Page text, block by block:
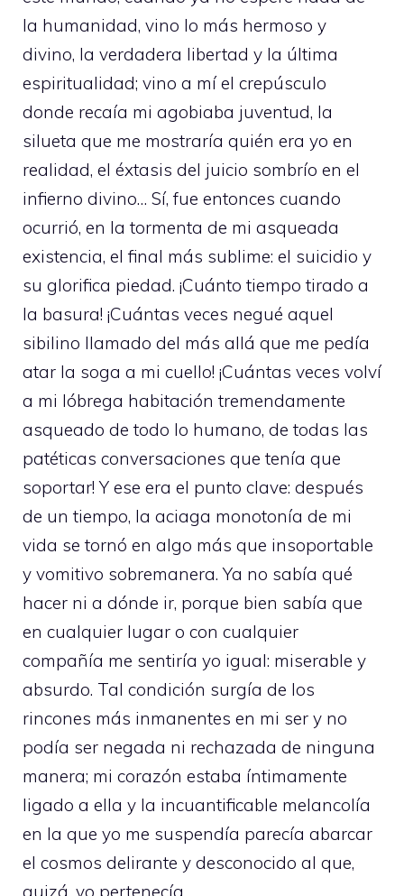
la humanidad, vino lo más hermoso y
divino, la verdadera libertad y la última
espiritualidad; vino a mí el crepúsculo
donde recaía mi agobiaba juventud, la
silueta que me mostraría quién era yo en
realidad, el éxtasis del juicio sombrío en el
infierno divino… Sí, fue entonces cuando
ocurrió, en la tormenta de mi asqueada
existencia, el final más sublime: el suicidio y
su glorifica piedad. ¡Cuánto tiempo tirado a
la basura! ¡Cuántas veces negué aquel
sibilino llamado del más allá que me pedía
atar la soga a mi cuello! ¡Cuántas veces volví
a mi lóbrega habitación tremendamente
asqueado de todo lo humano, de todas las
patéticas conversaciones que tenía que
soportar! Y ese era el punto clave: después
de un tiempo, la aciaga monotonía de mi
vida se tornó en algo más que insoportable
y vomitivo sobremanera. Ya no sabía qué
hacer ni a dónde ir, porque bien sabía que
en cualquier lugar o con cualquier
compañía me sentiría yo igual: miserable y
absurdo. Tal condición surgía de los
rincones más inmanentes en mi ser y no
podía ser negada ni rechazada de ninguna
manera; mi corazón estaba íntimamente
ligado a ella y la incuantificable melancolía
en la que yo me suspendía parecía abarcar
el cosmos delirante y desconocido al que,
quizá, yo pertenecía.